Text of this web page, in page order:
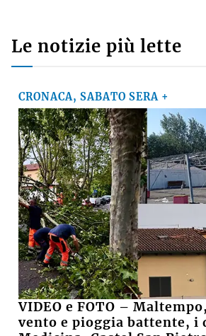
Le notizie più lette
CRONACA, SABATO SERA +
VIDEO e FOTO –
vento e pioggia battente, i